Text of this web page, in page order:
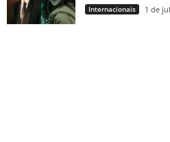
Internacionais 1 de